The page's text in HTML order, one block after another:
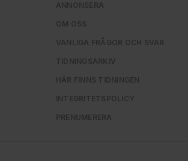
ANNONSERA
OM OSS
VANLIGA FRÅGOR OCH SVAR
TIDNINGSARKIV
HÄR FINNS TIDNINGEN
INTEGRITETSPOLICY
PRENUMERERA